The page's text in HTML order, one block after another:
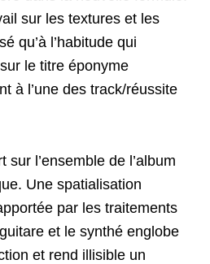
sur les textures et les
qu’à l’habitude qui
le titre éponyme
à l’une des track/réussite
sur l’ensemble de l’album
Une spatialisation
par les traitements
et le synthé englobe
et rend illisible un